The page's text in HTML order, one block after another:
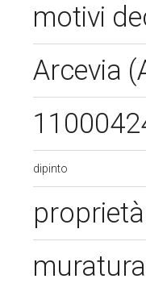
motivi
Arcevia
dipinto